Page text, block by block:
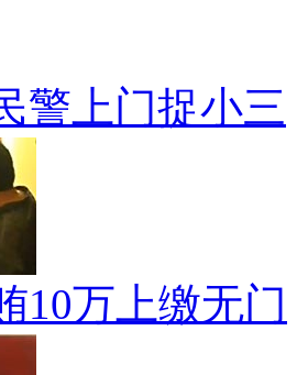
警上门捉小三
10万上缴无门